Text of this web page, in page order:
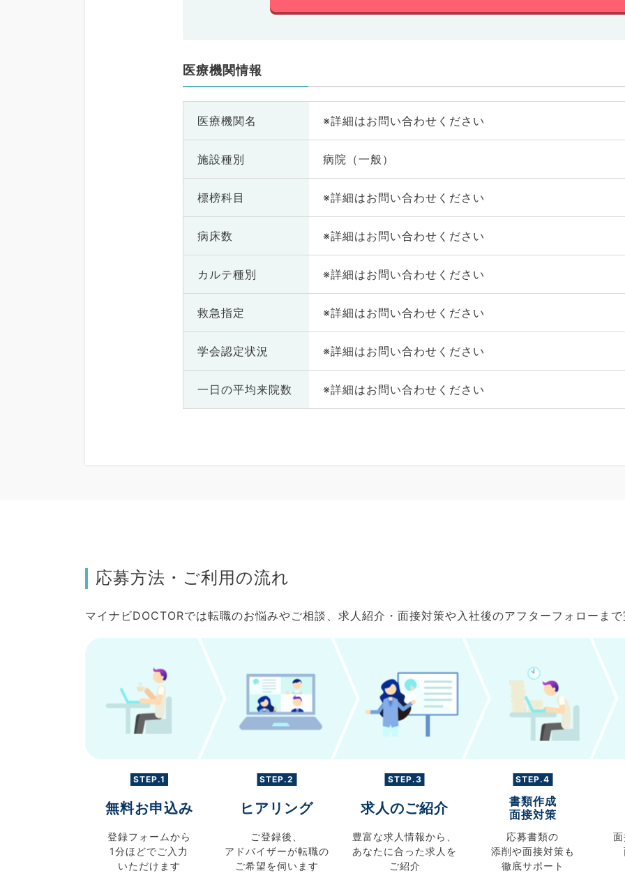
医療機関情報
医療機関名 ※詳細はお問い合わせください
施設種別 病院（一般）
標榜科目 ※詳細はお問い合わせください
病床数 ※詳細はお問い合わせください
カルテ種別 ※詳細はお問い合わせください
救急指定 ※詳細はお問い合わせください
学会認定状況 ※詳細はお問い合わせください
一日の平均来院数 ※詳細はお問い合わせください
応募方法・ご利用の流れ
マイナビDOCTORでは転職のお悩みやご相談、求人紹介・面接対策や入社後のアフターフォローま
STEP.1
無料お申込み
登録フォームから
1分ほどでご入力
いただけます
STEP.2
ヒアリング
ご登録後、
アドバイザーが転職の
ご希望を伺います
STEP.3
求人のご紹介
豊富な求人情報から、
あなたに合った求人を
ご紹介
STEP.4
書類作成
面接対策
応募書類の
添削や面接対策も
徹底サポート